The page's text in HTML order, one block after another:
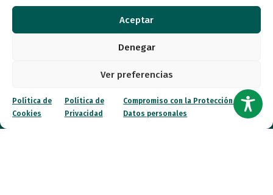
Aceptar
Denegar
Ver preferencias
Política de
Cookies
Política de
Privacidad
Compromiso con la Protección de
Datos personales
Canal ético